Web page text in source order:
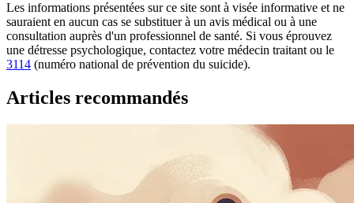
Les informations présentées sur ce site sont à visée informative et ne
sauraient en aucun cas se substituer à un avis médical ou à une
consultation auprès d'un professionnel de santé. Si vous éprouvez
une détresse psychologique, contactez votre médecin traitant ou le
3114 (numéro national de prévention du suicide).
Articles recommandés